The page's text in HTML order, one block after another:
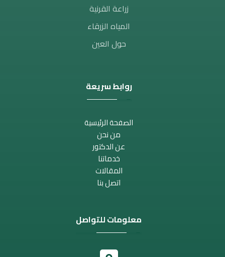
زراعة القرنية
المياه الزرقاء
حول العين
روابط سريعة
الصفحة الرئيسية
من نحن
عن الدكتور
خدماتنا
المقالات
اتصل بنا
معلومات للتواصل